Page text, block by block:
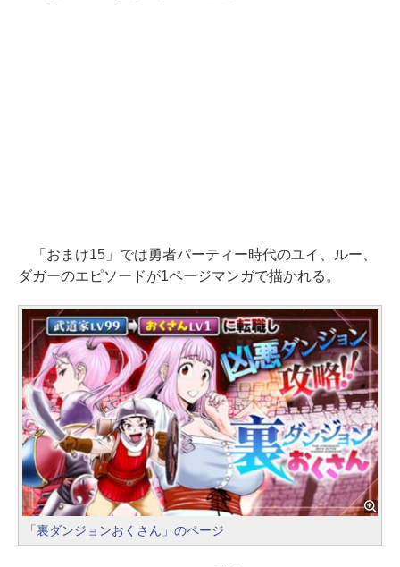
「おまけ15」では勇者パーティー時代のユイ、ルー、
ダガーのエピソードが1ページマンガで描かれる。
「裏ダンジョンおくさん」のページ